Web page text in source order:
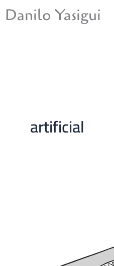
para
Danilo Yasigui
artificial